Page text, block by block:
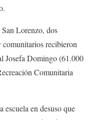
Lorenzo, dos
comunitarios recibieron
Josefa Domingo (61.000
Comunitaria
escuela en desuso que